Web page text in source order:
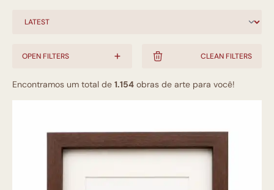
OPEN FILTERS CLEAN FILTERS
Encontramos um total de 1.154 obras de arte para você!